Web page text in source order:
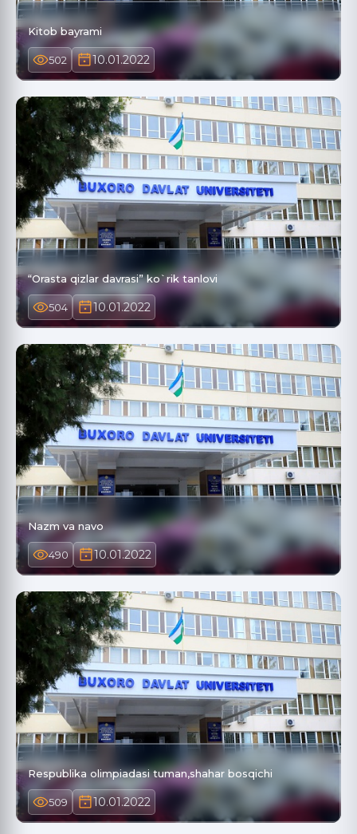
Kitob bayrami
502 10.01.2022
“Orasta qizlar davrasi” ko`rik tanlovi
504 10.01.2022
Nazm va navo
490 10.01.2022
Respublika olimpiadasi tuman,shahar bosqichi
509 10.01.2022